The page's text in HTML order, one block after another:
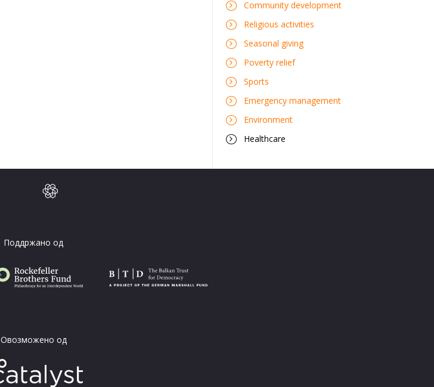
Community development
Religious activities
Seasonal giving
Poverty relief
Sports
Emergency management
Environment
Healthcare
Поддржано од
Овозможено од